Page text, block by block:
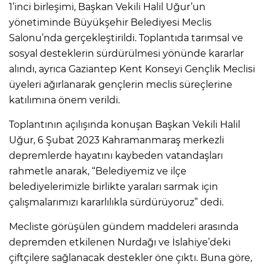
1’inci birleşimi, Başkan Vekili Halil Uğur’un
yönetiminde Büyükşehir Belediyesi Meclis
Salonu’nda gerçekleştirildi. Toplantıda tarımsal ve
sosyal desteklerin sürdürülmesi yönünde kararlar
alındı, ayrıca Gaziantep Kent Konseyi Gençlik Meclisi
üyeleri ağırlanarak gençlerin meclis süreçlerine
katılımına önem verildi.
Toplantının açılışında konuşan Başkan Vekili Halil
Uğur, 6 Şubat 2023 Kahramanmaraş merkezli
depremlerde hayatını kaybeden vatandaşları
rahmetle anarak, “Belediyemiz ve ilçe
belediyelerimizle birlikte yaraları sarmak için
çalışmalarımızı kararlılıkla sürdürüyoruz” dedi.
Mecliste görüşülen gündem maddeleri arasında
depremden etkilenen Nurdağı ve İslahiye’deki
çiftçilere sağlanacak destekler öne çıktı. Buna göre,